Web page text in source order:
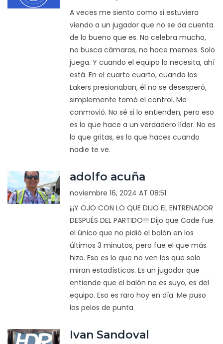
A veces me siento como si estuviera
viendo a un jugador que no se da cuenta
de lo bueno que es. No celebra mucho,
no busca cámaras, no hace memes. Solo
juega. Y cuando el equipo lo necesita, ahí
está. En el cuarto cuarto, cuando los
Lakers presionaban, él no se desesperó,
simplemente tomó el control. Me
conmovió. No sé si lo entienden, pero eso
es lo que hace a un verdadero líder. No es
lo que gritas, es lo que haces cuando
nadie te ve.
adolfo acuña
noviembre 16, 2024 AT 08:51
¡¡¡Y OJO CON LO QUE DIJO EL ENTRENADOR
DESPUÉS DEL PARTIDO!!! Dijo que Cade fue
el único que no pidió el balón en los
últimos 3 minutos, pero fue el que más
hizo. Eso es lo que no ven los que solo
miran estadísticas. Es un jugador que
entiende que el balón no es suyo, es del
equipo. Eso es raro hoy en día. Me puso
los pelos de punta.
Ivan Sandoval